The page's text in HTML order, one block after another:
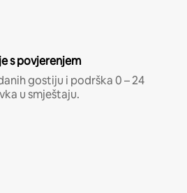
s povjerenjem
gostiju i podrška 0 – 24
u smještaju.